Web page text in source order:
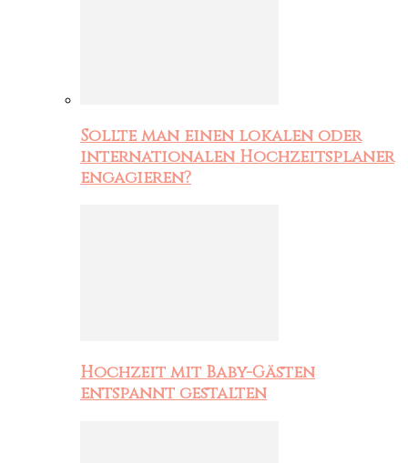
Sollte man einen lokalen oder
internationalen Hochzeitsplaner
engagieren?
Hochzeit mit Baby-Gästen
entspannt gestalten